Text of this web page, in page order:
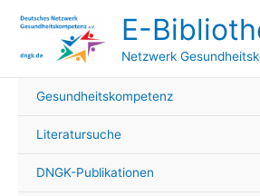
Inhalt
E-
Netzwerk
Gesundheitskompetenz
Literatursuche
DNGK-Publikationen